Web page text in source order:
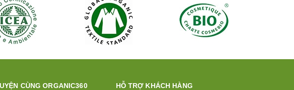
CÙNG ORGANIC360 HỖ TRỢ KHÁCH HÀNG